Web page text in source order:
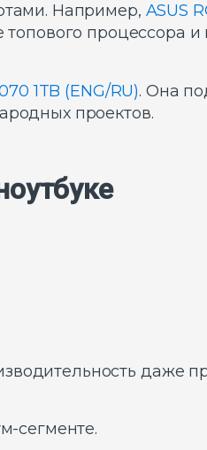
Например, ASUS
процессора
1TB (ENG/RU). Она
проектов.
даже
сегменте.